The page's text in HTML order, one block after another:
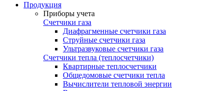
Продукция
Приборы учета
Счетчики газа
Диафрагменные счетчики газа
Струйные счетчики газа
Ультразвуковые счетчики газа
Счетчики тепла (теплосчетчики)
Квартирные теплосчетчики
Общедомовые счетчики тепла
Вычислители тепловой энергии